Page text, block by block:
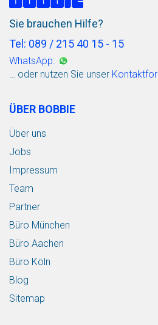
Sie brauchen Hilfe?
Tel: 089 / 215 40 15 - 15
WhatsApp:
… oder nutzen Sie unser
ÜBER BOBBIE
Über uns
Jobs
Impressum
Team
Partner
Büro München
Büro Aachen
Büro Köln
Blog
Sitemap